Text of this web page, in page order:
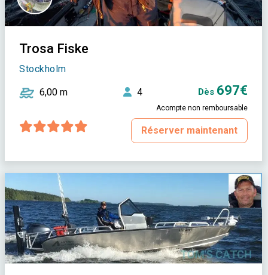
Trosa Fiske
Stockholm
6,00 m 4 Dès 697€
Acompte non remboursable
Réserver maintenant